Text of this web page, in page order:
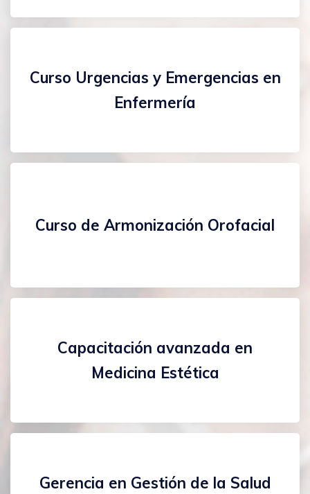
Curso Urgencias y Emergencias en
Enfermería
Curso de Armonización Orofacial
Capacitación avanzada en
Medicina Estética
Gerencia en Gestión de la Salud